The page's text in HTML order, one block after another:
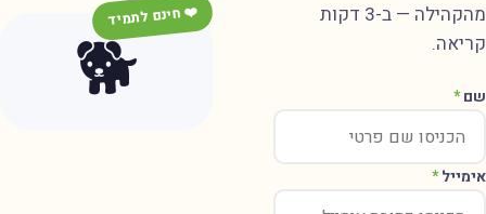
מהקהילה — ב-3 דקות
*
*
🐕
❤️ חינם לתמיד